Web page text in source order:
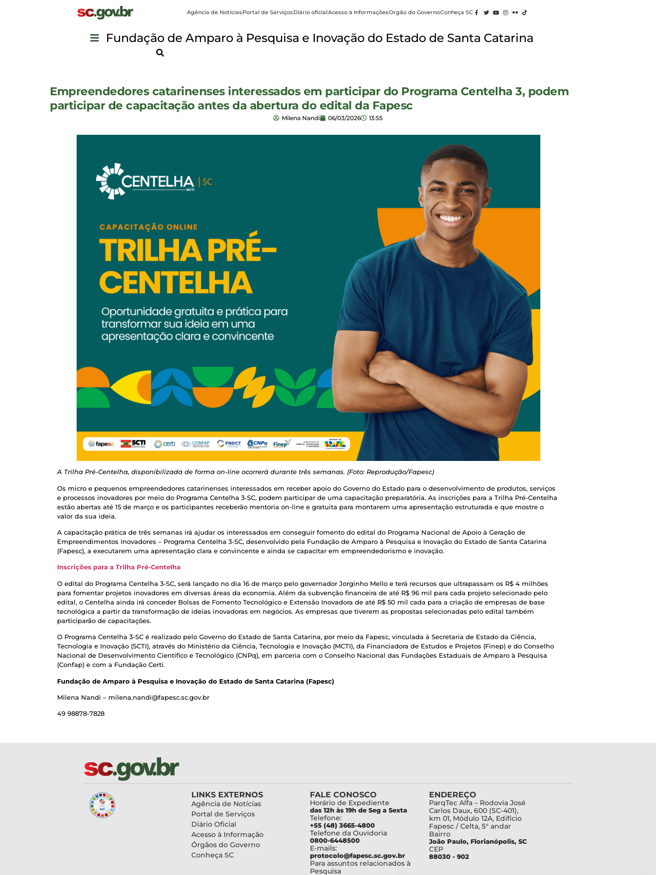
Agência de NotíciasPortal de ServiçosDiário oficialAcesso à InformaçõesOrgão do GovernoConheça SC
Fundação de Amparo à Pesquisa e Inovação do Estado de Santa Catarina
Empreendedores catarinenses interessados em participar do Programa Centelha 3, podem
participar de capacitação antes da abertura do edital da Fapesc
Milena Nandi 06/03/2026 13:55
A Trilha Pré-Centelha, disponibilizada de forma on-line ocorrerá durante três semanas. (Foto: Reprodução/Fapesc)
Os micro e pequenos empreendedores catarinenses interessados em receber apoio do Governo do Estado para o desenvolvimento de produtos, serviços
e processos inovadores por meio do Programa Centelha 3-SC, podem participar de uma capacitação preparatória. As inscrições para a Trilha Pré-Centelha
estão abertas até 15 de março e os participantes receberão mentoria on-line e gratuita para montarem uma apresentação estruturada e que mostre o
valor da sua ideia.
A capacitação prática de três semanas irá ajudar os interessados em conseguir fomento do edital do Programa Nacional de Apoio à Geração de
Empreendimentos Inovadores – Programa Centelha 3-SC, desenvolvido pela Fundação de Amparo à Pesquisa e Inovação do Estado de Santa Catarina
(Fapesc), a executarem uma apresentação clara e convincente e ainda se capacitar em empreendedorismo e inovação.
Inscrições para a Trilha Pré-Centelha
O edital do Programa Centelha 3-SC, será lançado no dia 16 de março pelo governador Jorginho Mello e terá recursos que ultrapassam os R$ 4 milhões
para fomentar projetos inovadores em diversas áreas da economia. Além da subvenção financeira de até R$ 96 mil para cada projeto selecionado pelo
edital, o Centelha ainda irá conceder Bolsas de Fomento Tecnológico e Extensão Inovadora de até R$ 50 mil cada para a criação de empresas de base
tecnológica a partir da transformação de ideias inovadoras em negócios. As empresas que tiverem as propostas selecionadas pelo edital também
participarão de capacitações.
O Programa Centelha 3-SC é realizado pelo Governo do Estado de Santa Catarina, por meio da Fapesc, vinculada à Secretaria de Estado da Ciência,
Tecnologia e Inovação (SCTI), através do Ministério da Ciência, Tecnologia e Inovação (MCTI), da Financiadora de Estudos e Projetos (Finep) e do Conselho
Nacional de Desenvolvimento Científico e Tecnológico (CNPq), em parceria com o Conselho Nacional das Fundações Estaduais de Amparo à Pesquisa
(Confap) e com a Fundação Certi.
Fundação de Amparo à Pesquisa e Inovação do Estado de Santa Catarina (Fapesc)
Milena Nandi – milena.nandi@fapesc.sc.gov.br
49 98878-7828
LINKS EXTERNOS
Agência de Notícias
Portal de Serviços
Diário Oficial
Acesso à Informação
Órgãos do Governo
Conheça SC
FALE CONOSCO
Horário de Expediente
das 12h às 19h de Seg a Sexta
Telefone:
+55 (48) 3665-4800
Telefone da Ouvidoria
0800-6448500
E-mails:
protocolo@fapesc.sc.gov.br
Para assuntos relacionados à
Pesquisa
ENDEREÇO
ParqTec Alfa – Rodovia José
Carlos Daux, 600 (SC-401),
km 01, Módulo 12A, Edifício
Fapesc / Celta, 5° andar
Bairro
João Paulo, Florianópolis, SC
CEP
88030 - 902